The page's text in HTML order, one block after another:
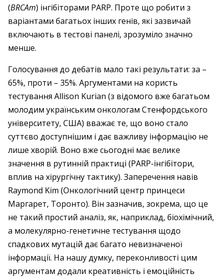
(BRCAm) інгібіторами PARP. Проте що робити з
варіантами багатьох інших генів, які зазвичай
включають в тестові панелі, зрозуміло значно
менше.
Голосування до дебатів мало такі результати: за –
65%, проти – 35%. Аргументами на користь
тестування Allison Kurian (з відомого вже багатьом
молодим українським онкологам Стенфордського
університету, США) вважає те, що воно стало
суттєво доступнішим і дає важливу інформацію не
лише хворій. Воно вже сьогодні має велике
значення в рутинній практиці (PARP-інгібітори,
вплив на хірургічну тактику). Заперечення навів
Raymond Kim (Онкологічний центр принцеси
Маргарет, Торонто). Він зазначив, зокрема, що це
не такий простий аналіз, як, наприклад, біохімічний,
а молекулярно-генетичне тестування щодо
спадкових мутацій дає багато невизначеної
інформації. На нашу думку, переконливості цим
аргументам додали креативність і емоційність